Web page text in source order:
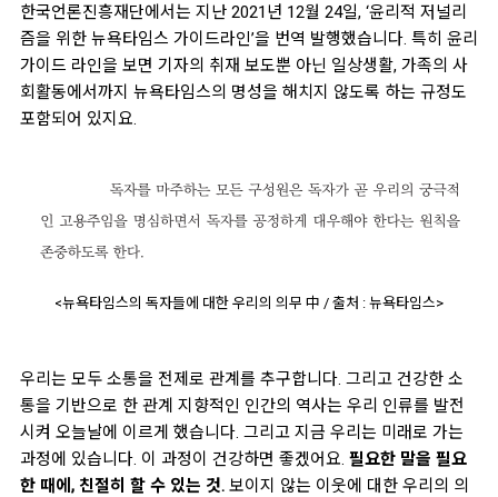
한국언론진흥재단에서는 지난 2021년 12월 24일, ‘윤리적 저널리
즘을 위한 뉴욕타임스 가이드라인’을 번역 발행했습니다. 특히 윤리
가이드 라인을 보면 기자의 취재 보도뿐 아닌 일상생활, 가족의 사
회활동에서까지 뉴욕타임스의 명성을 해치지 않도록 하는 규정도
포함되어 있지요.
<뉴욕타임스의 독자들에 대한 우리의 의무 中 / 출처 : 뉴욕타임스>
우리는 모두 소통을 전제로 관계를 추구합니다. 그리고 건강한 소
통을 기반으로 한 관계 지향적인 인간의 역사는 우리 인류를 발전
시켜 오늘날에 이르게 했습니다. 그리고 지금 우리는 미래로 가는
과정에 있습니다. 이 과정이 건강하면 좋겠어요. 필요한 말을 필요
한 때에, 친절히 할 수 있는 것. 보이지 않는 이웃에 대한 우리의 의